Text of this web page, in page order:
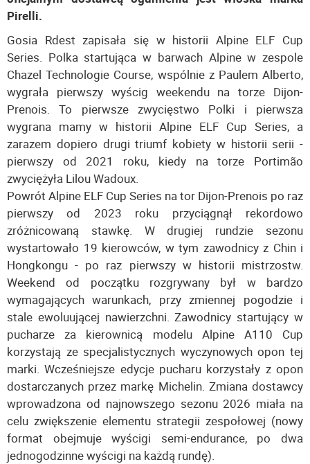
Pirelli.
Gosia Rdest zapisała się w historii Alpine ELF Cup
Series. Polka startująca w barwach Alpine w zespole
Chazel Technologie Course, wspólnie z Paulem Alberto,
wygrała pierwszy wyścig weekendu na torze Dijon-
Prenois. To pierwsze zwycięstwo Polki i pierwsza
wygrana mamy w historii Alpine ELF Cup Series, a
zarazem dopiero drugi triumf kobiety w historii serii -
pierwszy od 2021 roku, kiedy na torze Portimão
zwyciężyła Lilou Wadoux.
Powrót Alpine ELF Cup Series na tor Dijon-Prenois po raz
pierwszy od 2023 roku przyciągnął rekordowo
zróżnicowaną stawkę. W drugiej rundzie sezonu
wystartowało 19 kierowców, w tym zawodnicy z Chin i
Hongkongu - po raz pierwszy w historii mistrzostw.
Weekend od początku rozgrywany był w bardzo
wymagających warunkach, przy zmiennej pogodzie i
stale ewoluującej nawierzchni. Zawodnicy startujący w
pucharze za kierownicą modelu Alpine A110 Cup
korzystają ze specjalistycznych wyczynowych opon tej
marki. Wcześniejsze edycje pucharu korzystały z opon
dostarczanych przez markę Michelin. Zmiana dostawcy
wprowadzona od najnowszego sezonu 2026 miała na
celu zwiększenie elementu strategii zespołowej (nowy
format obejmuje wyścigi semi-endurance, po dwa
jednogodzinne wyścigi na każdą rundę).